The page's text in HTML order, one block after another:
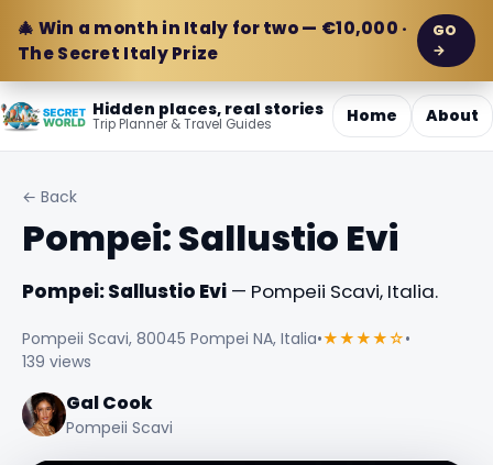
🎄 Win a month in Italy for two — €10,000 ·
The Secret Italy Prize
GO
→
Hidden places, real stories
Trip Planner & Travel Guides Home About
← Back
Pompei: Sallustio Evi
Pompei: Sallustio Evi — Pompeii Scavi, Italia.
Pompeii Scavi, 80045 Pompei NA, Italia•★★★★☆•
139 views
Gal Cook
Pompeii Scavi